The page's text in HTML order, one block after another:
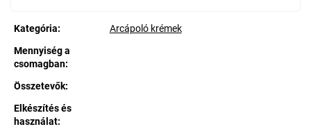
Kategória:
Arcápoló krémek
Mennyiség a
csomagban:
Összetevők:
Elkészítés és
használat: